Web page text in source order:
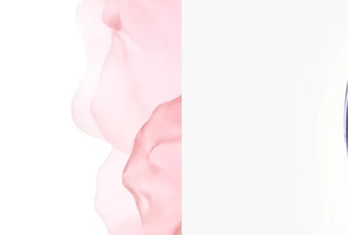
Принимаю условия
соглашением
Согласен(-на) получать